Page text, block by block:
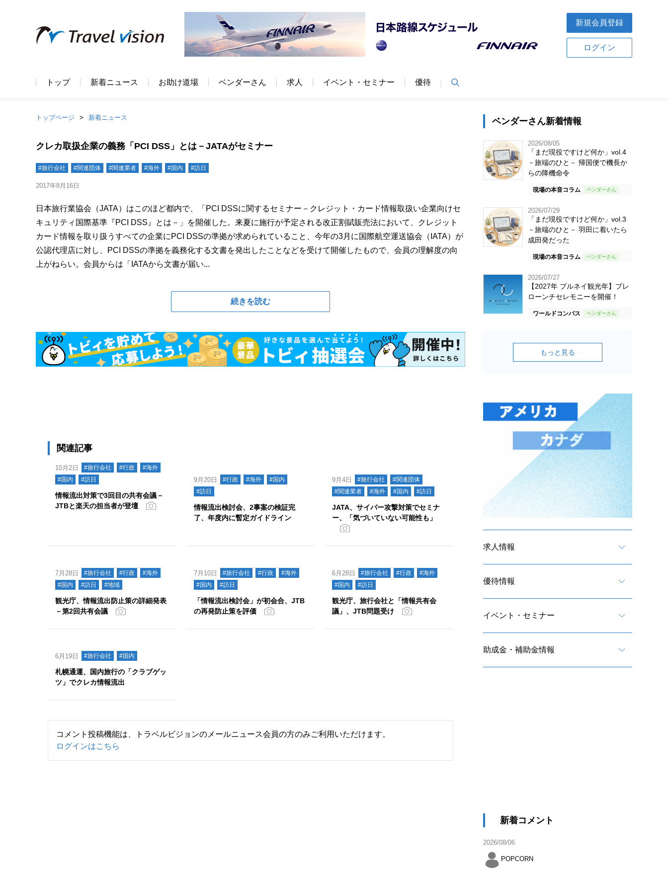
新規会員登録
ログイン
トップ 新着ニュース お助け道場 ベンダーさん 求人 イベント・セミナー 優待
トップページ 新着ニュース
クレカ取扱企業の義務「PCI DSS」とは－JATAがセミナー
#旅行会社 #関連団体 #関連業者 #海外 #国内 #訪日
2017年8月16日
日本旅行業協会（JATA）はこのほど都内で、「PCI DSSに関するセミナー－クレジット・カード情報取扱い企業向けセ
キュリティ国際基準『PCI DSS』とは－」を開催した。来夏に施行が予定される改正割賦販売法において、クレジット
カード情報を取り扱うすべての企業にPCI DSSの準拠が求められていること、今年の3月に国際航空運送協会（IATA）が
公認代理店に対し、PCI DSSの準拠を義務化する文書を発出したことなどを受けて開催したもので、会員の理解度の向
上がねらい。会員からは「IATAから文書が届い...
続きを読む
関連記事
10月2日 #旅行会社 #行政
#海外
#国内
#訪日
情報流出対策で3回目の共有会議－
JTBと楽天の担当者が登壇
9月20日 #行政 #海外
#国内
#訪日
情報流出検討会、2事案の検証完
了、年度内に暫定ガイドライン
9月4日 #旅行会社
#関連団体
#関連業者
#海外 #国内 #訪日
JATA、サイバー攻撃対策でセミナ
ー、「気づいていない可能性も」
7月28日 #旅行会社 #行政
#海外
#国内
#訪日 #地域
観光庁、情報流出防止策の詳細発表
－第2回共有会議
7月10日 #旅行会社 #行政
#海外
#国内
#訪日
「情報流出検討会」が初会合、JTB
の再発防止策を評価
6月28日 #旅行会社 #行政
#海外
#国内
#訪日
観光庁、旅行会社と「情報共有会
議」、JTB問題受け
6月19日 #旅行会社 #国内
札幌通運、国内旅行の「クラブゲッ
ツ」でクレカ情報流出
コメント投稿機能は、トラベルビジョンのメールニュース会員の方のみご利用いただけます。
ログインはこちら
ベンダーさん新着情報
2026/08/05
「まだ現役ですけど何か」vol.4
－旅端のひと－ 帰国便で機長か
らの降機命令
現場の本音コラム
2026/07/29
「まだ現役ですけど何か」vol.3
－旅端のひと－ 羽田に着いたら
成田発だった
現場の本音コラム
2026/07/27
【2027年 ブルネイ観光年】プレ
ローンチセレモニーを開催！
ワールドコンパス
もっと見る
求人情報
優待情報
イベント・セミナー
助成金・補助金情報
新着コメント
2026/08/06
POPCORN